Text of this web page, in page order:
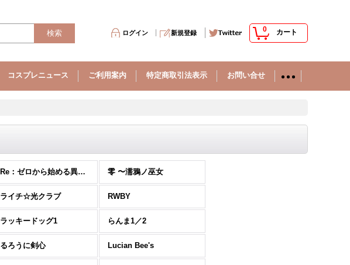
0 カート
ログイン 新規登録
コスプレニュース ご利用案内 特定商取引法表示 お問い合せ
Re：ゼロから始める異世界生活 零 〜濡鴉ノ巫女
ライチ☆光クラブ RWBY
ラッキードッグ1 らんま1／2
るろうに剣心 Lucian Bee's